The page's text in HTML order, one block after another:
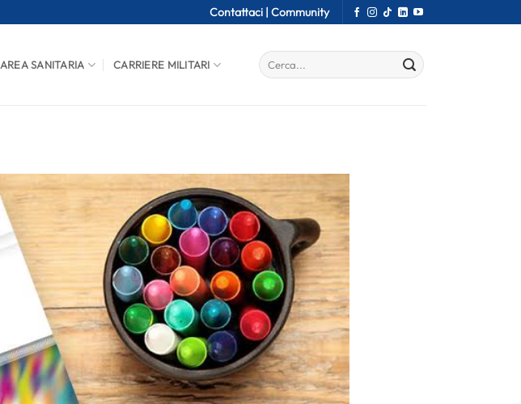
Contattaci | Community
AREA SANITARIA CARRIERE MILITARI